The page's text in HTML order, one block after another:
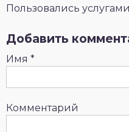
Пользовались
Добавить
Имя *
Комментарий